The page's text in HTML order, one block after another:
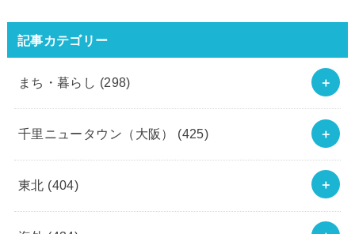
記事カテゴリー
まち・暮らし (298)
千里ニュータウン（大阪） (425)
東北 (404)